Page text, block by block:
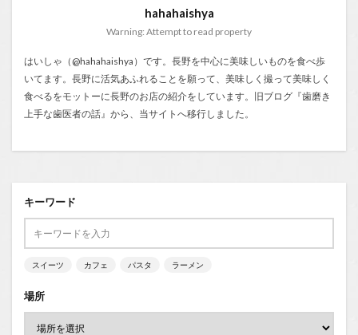
hahahaishya
Warning: Attempt to read property
はいしゃ（@hahahaishya）です。長野を中心に美味しいものを食べ歩
いてます。長野に活気あふれることを願って、美味しく撮って美味しく
食べるをモットーに長野のお店の紹介をしています。旧ブログ『歯磨き
上手な歯医者の話 』から、当サイトへ移行しました。
キーワード
スイーツ カフェ パスタ ラーメン
場所